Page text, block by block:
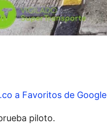
a Favoritos de Google
piloto.